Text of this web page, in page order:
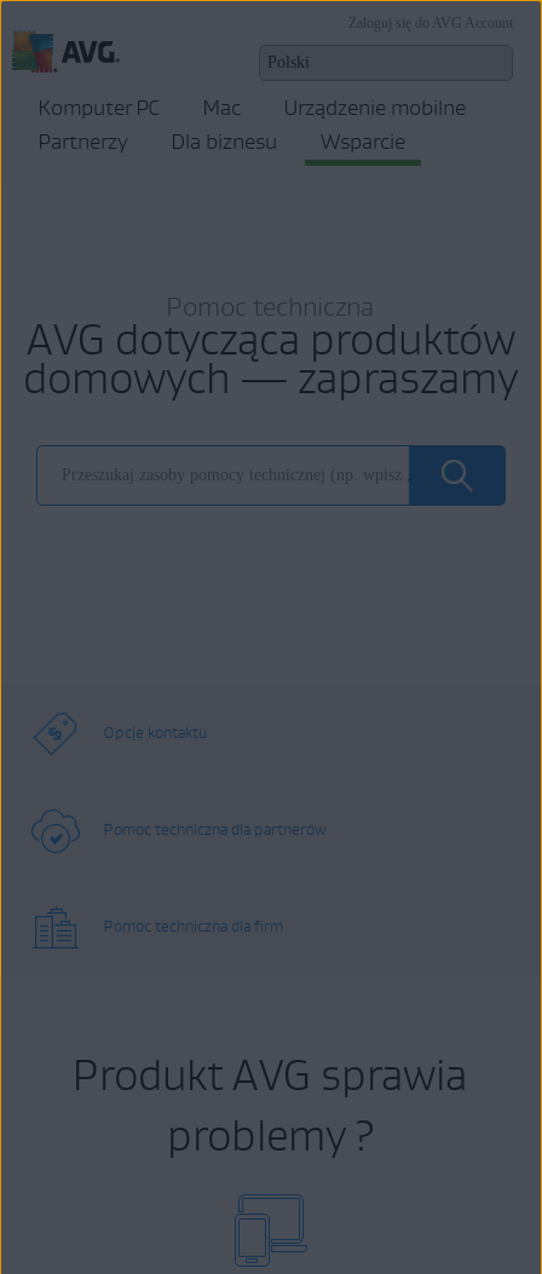
Zaloguj się do AVG Account
Komputer PC Mac
Urządzenie mobilne
Partnerzy
Dla biznesu Wsparcie
Pomoc techniczna
AVG dotycząca produktów
domowych — zapraszamy
Opcje kontaktu
Pomoc techniczna dla partnerów
Pomoc techniczna dla firm
Produkt AVG sprawia
problemy ?